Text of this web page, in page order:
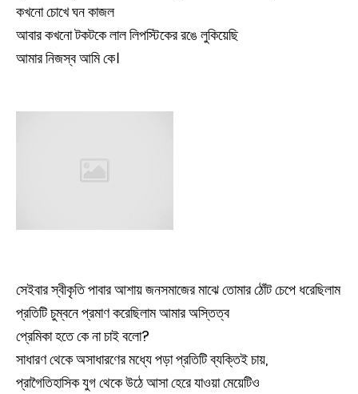
কখনো চোখে ঘন কাজল
আবার কখনো টকটকে লাল লিপস্টিকের রঙে লুকিয়েছি
আমার নিজস্ব আমি কে।
সেইবার স্বীকৃতি পাবার আশায় জনসমাজের মাঝে তোমার ঠোঁট চেপে ধরেছিলাম
প্রতিটি চুম্বনে প্রমাণ করেছিলাম আমার অস্তিত্ব
প্রেমিকা হতে কে না চাই বলো?
সাধারণ থেকে অসাধারণের মধ্যে পড়া প্রতিটি ব্যক্তিই চায়,
প্রাগৈতিহাসিক যুগ থেকে উঠে আসা হেরে যাওয়া মেয়েটিও